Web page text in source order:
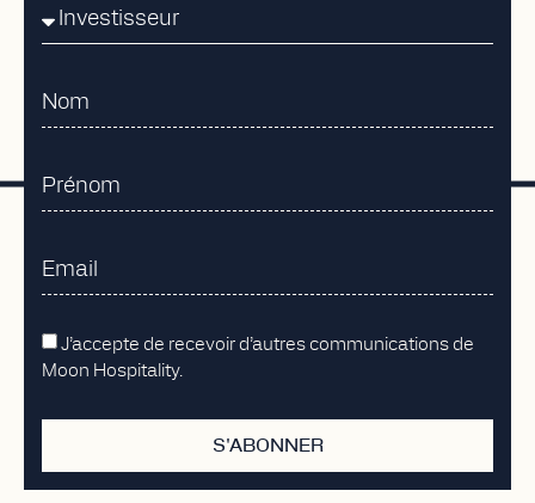
J’accepte de recevoir d’autres communications de
Moon Hospitality.
S'ABONNER